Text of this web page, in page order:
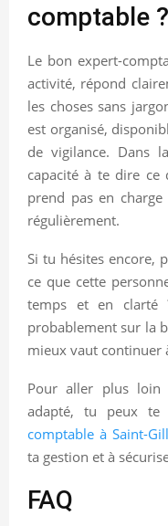
comptable ?
Le bon expert-
activité, répond
les choses sans
est organisé,
de vigilance. Dans
capacité à te dire ce
prend pas en
régulièrement.
Si tu hésites encore,
ce que cette
temps et en
probablement sur la
mieux vaut continuer
Pour aller plus loin
adapté, tu peux te
comptable à Saint-
ta gestion et à
FAQ